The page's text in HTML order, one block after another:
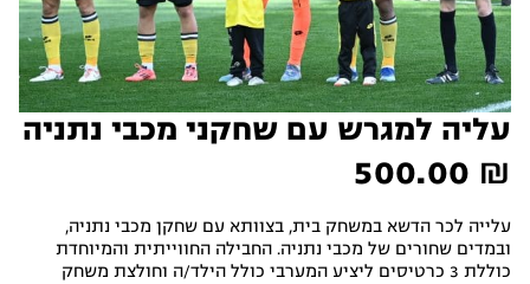
עליה למגרש עם שחקני מכבי נתניה
500.00 ₪
עלייה לכר הדשא במשחק בית, בצוותא עם שחקן מכבי נתניה,
ובמדים שחורים של מכבי נתניה. החבילה החווייתית והמיוחדת
כוללת 3 כרטיסים ליציע המערבי כולל הילד/ה וחולצת משחק